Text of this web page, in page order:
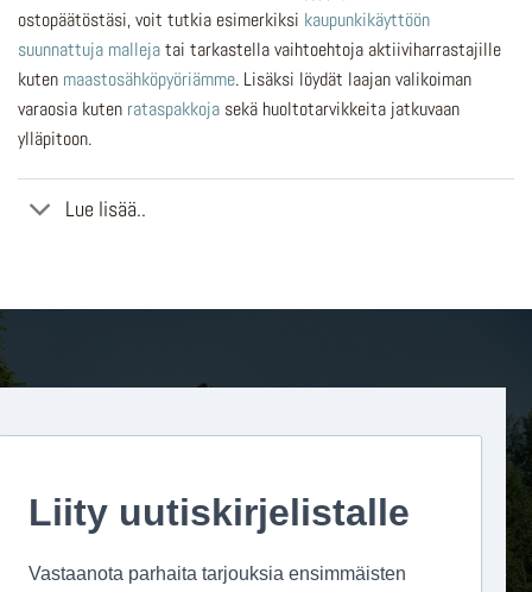
ostopäätöstäsi, voit tutkia esimerkiksi kaupunkikäyttöön
suunnattuja mallejatai tarkastella vaihtoehtoja aktiiviharrastajille
kuten maastosähköpyöriämme. Lisäksi löydät laajan valikoiman
varaosia kuten rataspakkoja sekä huoltotarvikkeita jatkuvaan
ylläpitoon.
Lue lisää..